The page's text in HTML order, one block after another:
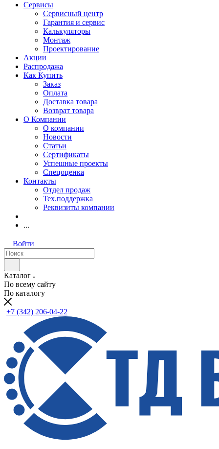
Сервисы
Сервисный центр
Гарантия и сервис
Калькуляторы
Монтаж
Проектирование
Акции
Распродажа
Как Купить
Заказ
Оплата
Доставка товара
Возврат товара
О Компании
О компании
Новости
Статьи
Сертификаты
Успешные проекты
Спецоценка
Контакты
Отдел продаж
Тех.поддержка
Реквизиты компании
...
Войти
Каталог
По всему сайту
По каталогу
+7 (342) 206-04-22